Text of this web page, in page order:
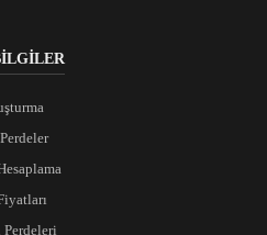
Perdeleri